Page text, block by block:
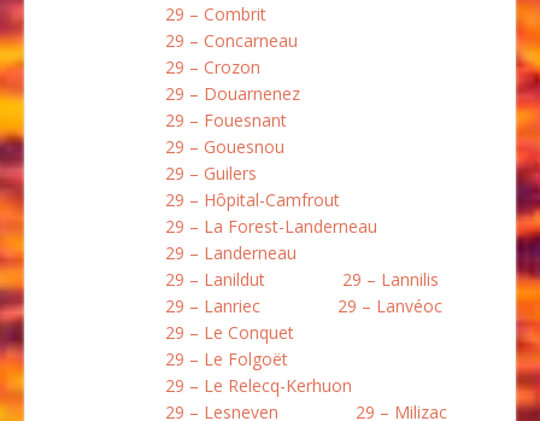
29 – Combrit
29 – Concarneau
29 – Crozon
29 – Douarnenez
29 – Fouesnant
29 – Gouesnou
29 – Guilers
29 – Hôpital-Camfrout
29 – La Forest-Landerneau
29 – Landerneau
29 – Lanildut
29 – Lannilis
29 – Lanriec
29 – Lanvéoc
29 – Le Conquet
29 – Le Folgoët
29 – Le Relecq-Kerhuon
29 – Lesneven
29 – Milizac